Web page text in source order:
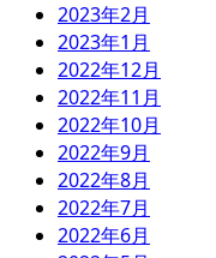
2023年2月
2023年1月
2022年12月
2022年11月
2022年10月
2022年9月
2022年8月
2022年7月
2022年6月